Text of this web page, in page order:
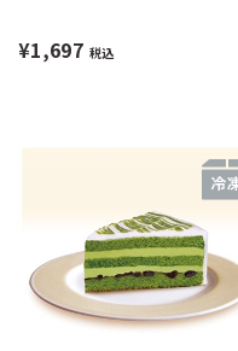
¥1,697 税込